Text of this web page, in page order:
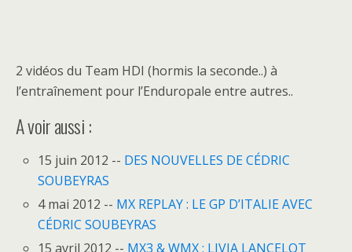
2 vidéos du Team HDI (hormis la seconde..) à
l’entraînement pour l’Enduropale entre autres..
A voir aussi :
15 juin 2012 -- DES NOUVELLES DE CÉDRIC
SOUBEYRAS
4 mai 2012 -- MX REPLAY : LE GP D’ITALIE AVEC
CÉDRIC SOUBEYRAS
15 avril 2012 -- MX3 & WMX : LIVIA LANCELOT